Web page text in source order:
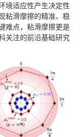
境适应性产生决定性
粘滑摩擦的精准、稳
难点，粘滑摩擦更是
关注的前沿基础研究